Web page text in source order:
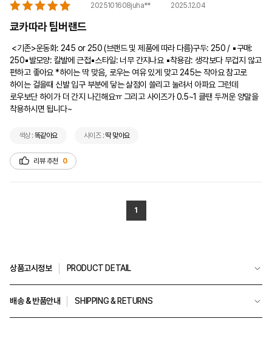
2025101608juha** 2025.12.04
쿄카따라 팀버랜드
250▪발모양: 칼발에 근접▪︎스타일: 너무 간지나요 ▪︎착용감: 생각보다 무겁지 않고
편하고 좋아요 *하이는 딱 맞음, 로우는 여유 있게 맞고 245는 작아요 참고로
하이는 걸을때 신발 입구 부분에 닿는 살점이 쓸리고 눌려서 아파요 그런데
로우보단 하이가 더 간지 나긴해요ㅠ 그리고 사이즈가 0.5~1 클땐 두꺼운 양말을
착용하시면 됩니다~
색상 : 똑같아요 사이즈 : 딱 맞아요
리뷰 추천 0
1
상품고시정보 PRODUCT DETAIL
배송 & 반품안내 SHIPPING & RETURNS